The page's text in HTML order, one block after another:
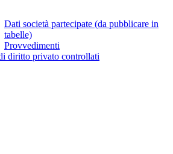
Dati società partecipate (da pubblicare in
tabelle)
Provvedimenti
diritto privato controllati